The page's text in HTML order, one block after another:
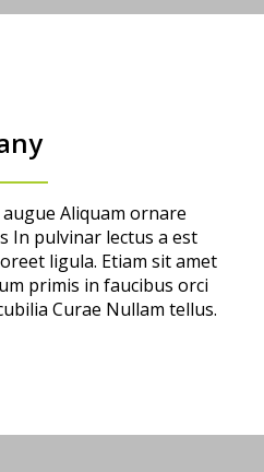
Aliquam ornare
In pulvinar lectus a est
ligula. Etiam sit amet
primis in faucibus orci
Curae Nullam tellus.